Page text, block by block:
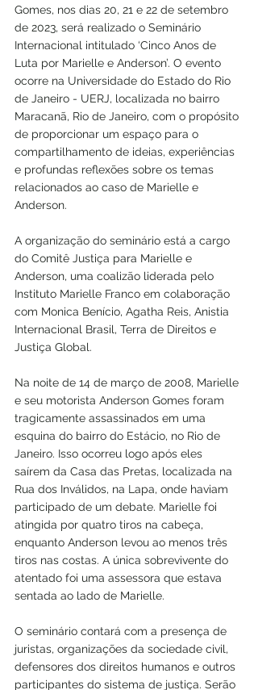
Gomes, nos dias 20, 21 e 22 de setembro
de 2023, será realizado o Seminário
Internacional intitulado ‘Cinco Anos de
Luta por Marielle e Anderson’. O evento
ocorre na Universidade do Estado do Rio
de Janeiro - UERJ, localizada no bairro
Maracanã, Rio de Janeiro, com o propósito
de proporcionar um espaço para o
compartilhamento de ideias, experiências
e profundas reflexões sobre os temas
relacionados ao caso de Marielle e
Anderson.
A organização do seminário está a cargo
do Comitê Justiça para Marielle e
Anderson, uma coalizão liderada pelo
Instituto Marielle Franco em colaboração
com Monica Benício, Agatha Reis, Anistia
Internacional Brasil, Terra de Direitos e
Justiça Global.
Na noite de 14 de março de 2008, Marielle
e seu motorista Anderson Gomes foram
tragicamente assassinados em uma
esquina do bairro do Estácio, no Rio de
Janeiro. Isso ocorreu logo após eles
saírem da Casa das Pretas, localizada na
Rua dos Inválidos, na Lapa, onde haviam
participado de um debate. Marielle foi
atingida por quatro tiros na cabeça,
enquanto Anderson levou ao menos três
tiros nas costas. A única sobrevivente do
atentado foi uma assessora que estava
sentada ao lado de Marielle.
O seminário contará com a presença de
juristas, organizações da sociedade civil,
defensores dos direitos humanos e outros
participantes do sistema de justiça. Serão